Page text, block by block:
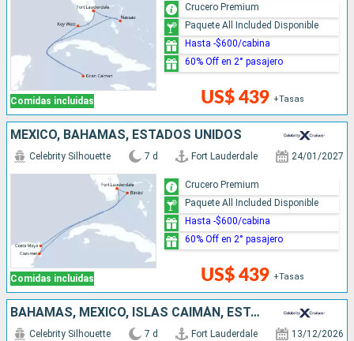
Comidas incluidas US$ 439 +Tasas
Crucero Premium
Paquete All Included Disponible
Hasta -$600/cabina
60% Off en 2° pasajero
MÉXICO, BAHAMAS, ESTADOS UNIDOS
Comidas incluidas
Celebrity Silhouette 7 d Fort Lauderdale 24/01/2027
US$ 439 +Tasas
Crucero Premium
Paquete All Included Disponible
Hasta -$600/cabina
60% Off en 2° pasajero
BAHAMAS, MÉXICO, ISLAS CAIMÁN, ESTADOS UNIDOS
Celebrity Silhouette 7 d Fort Lauderdale 13/12/2026